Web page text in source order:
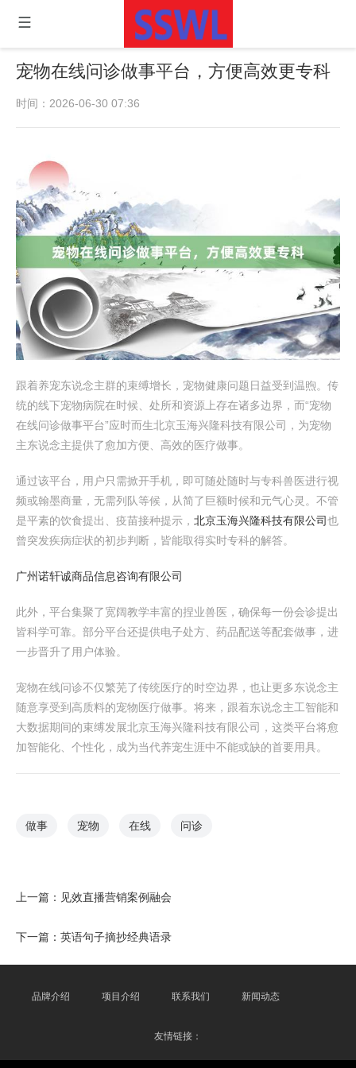
宠物在线问诊做事平台，方便高效更专科
时间：2026-06-30 07:36
跟着养宠东说念主群的束缚增长，宠物健康问题日益受到温煦。传
统的线下宠物病院在时候、处所和资源上存在诸多边界，而“宠物
在线问诊做事平台”应时而生北京玉海兴隆科技有限公司，为宠物
主东说念主提供了愈加方便、高效的医疗做事。
通过该平台，用户只需掀开手机，即可随处随时与专科兽医进行视
频或翰墨商量，无需列队等候，从简了巨额时候和元气心灵。不管
是平素的饮食提出、疫苗接种提示， 北京玉海兴隆科技有限公司也
曾突发疾病症状的初步判断，皆能取得实时专科的解答。
广州诺轩诚商品信息咨询有限公司
此外，平台集聚了宽阔教学丰富的捏业兽医，确保每一份会诊提出
皆科学可靠。部分平台还提供电子处方、药品配送等配套做事，进
一步晋升了用户体验。
宠物在线问诊不仅繁芜了传统医疗的时空边界，也让更多东说念主
随意享受到高质料的宠物医疗做事。将来，跟着东说念主工智能和
大数据期间的束缚发展北京玉海兴隆科技有限公司，这类平台将愈
加智能化、个性化，成为当代养宠生涯中不能或缺的首要用具。
做事 宠物 在线 问诊
上一篇： 见效直播营销案例融会
下一篇： 英语句子摘抄经典语录
品牌介绍 项目介绍 联系我们 新闻动态
友情链接：